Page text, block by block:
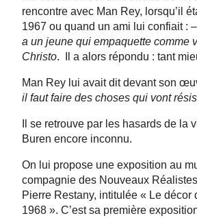
rencontre avec Man Rey, lorsqu’il
1967 ou quand un ami lui confiait : –
a un jeune qui empaquette comme
Christo. Il a alors répondu : tant
Man Rey lui avait dit devant son
il faut faire des choses qui vont
Il se retrouve par les hasards de la
Buren encore inconnu.
On lui propose une exposition au
compagnie des Nouveaux
Pierre Restany, intitulée « Le décor
1968 ». C’est sa première